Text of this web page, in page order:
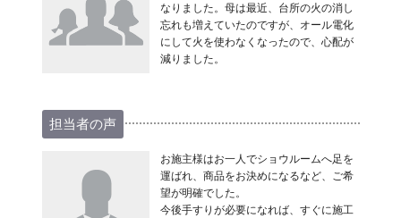
なりました。母は最近、台所の火の消し
忘れも増えていたのですが、オール電化
にして火を使わなくなったので、心配が
減りました。
担当者の声
お施主様はお一人でショウルームへ足を
運ばれ、商品をお決めになるなど、ご希
望が明確でした。
今後手すりが必要になれば、すぐに施工